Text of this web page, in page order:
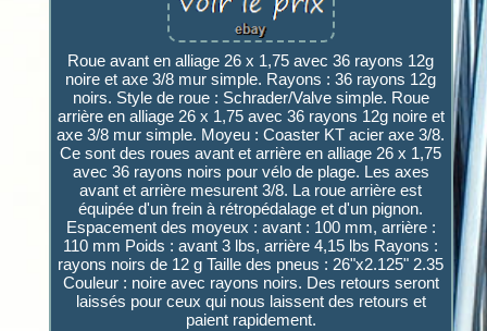
Roue avant en alliage 26 x 1,75 avec 36 rayons 12g
noire et axe 3/8 mur simple. Rayons : 36 rayons 12g
noirs. Style de roue : Schrader/Valve simple. Roue
arrière en alliage 26 x 1,75 avec 36 rayons 12g noire et
axe 3/8 mur simple. Moyeu : Coaster KT acier axe 3/8.
Ce sont des roues avant et arrière en alliage 26 x 1,75
avec 36 rayons noirs pour vélo de plage. Les axes
avant et arrière mesurent 3/8. La roue arrière est
équipée d'un frein à rétropédalage et d'un pignon.
Espacement des moyeux : avant : 100 mm, arrière :
110 mm Poids : avant 3 lbs, arrière 4,15 lbs Rayons :
rayons noirs de 12 g Taille des pneus : 26"x2.125" 2.35
Couleur : noire avec rayons noirs. Des retours seront
laissés pour ceux qui nous laissent des retours et
paient rapidement.